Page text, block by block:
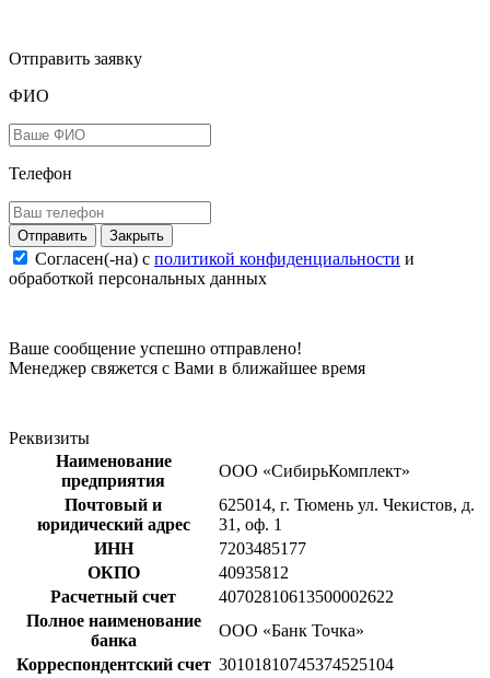
Отправить заявку
ФИО
Телефон
Закрыть
Согласен(-на) c политикой конфиденциальности и
обработкой персональных данных
Ваше сообщение успешно отправлено!
Менеджер свяжется с Вами в ближайшее время
Реквизиты
Наименование
предприятия
ООО «СибирьКомплект»
Почтовый и
юридический адрес
625014, г. Тюмень ул. Чекистов, д.
31, оф. 1
ИНН
7203485177
ОКПО
40935812
Расчетный счет
40702810613500002622
Полное наименование
банка
ООО «Банк Точка»
Корреспондентский счет 30101810745374525104